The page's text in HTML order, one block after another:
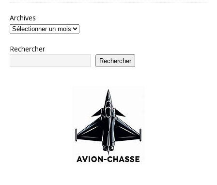
Archives
Rechercher
Rechercher